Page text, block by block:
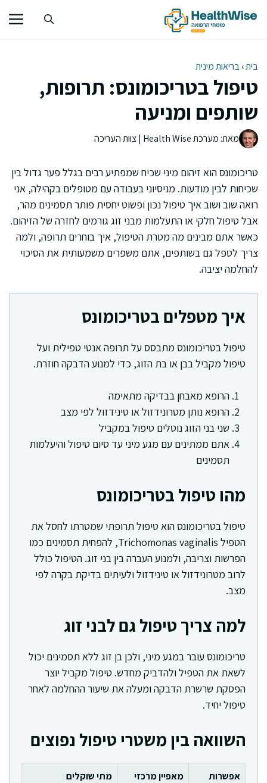
לתוכן
בית›בריאות מינית
טיפול בטריכומונס: תרופות,
שותפים ומניעה
מאת: מערכת Health Wise | צוות העריכה
טריכומונס הוא זיהום מיני שכיח שמפתיע רבים בגלל פער גדול בין
שכיחות לבין מודעות. מניסיוני בעבודה עם מטופלים בקהילה, אני
רואה שוב ושוב איך טיפול נכון ופשוט יחסית פותר תסמינים מהר,
אבל טיפול חלקי או התעלמות מבני זוג גורמים לחזרה של הזיהום.
כאשר אתם מבינים מה מטרת הטיפול, איך בוחרים תרופה, ולמה
צריך לטפל גם בשותפים, אתם משפרים משמעותית את הסיכוי
להחלמה יציבה.
איך מטפלים בטריכומונס
טיפול בטריכומונס מתבסס על תרופה אנטי טפילית ועל
טיפול מקביל בבן או בת הזוג, כדי למנוע הדבקה חוזרת.
הרופא מאבחן בבדיקה מתאימה
הרופא נותן מטרונידזול או טינידזול לפי מצב
שני בני הזוג נוטלים טיפול במקביל
אתם ממתינים עם מגע מיני עד סיום טיפול והיעלמות
תסמינים
מהו טיפול בטריכומונס
טיפול בטריכומונס הוא טיפול תרופתי שמטרתו לחסל את
הטפיל Trichomonas vaginalis, להפחית תסמינים כמו
הפרשות וצריבה, ולמנוע העברה בין בני זוג. הטיפול כולל
לרוב מטרונידזול או טינידזול ולעיתים בדיקת בקרה לפי
מצב.
למה צריך טיפול גם לבני זוג
טריכומונס עובר במגע מיני, ולכן בן זוג ללא תסמינים יכול
לשאת את הטפיל ולהדביק מחדש. טיפול מקביל יוצר
הפסקת שרשרת הדבקה ומעלה את שיעור ההחלמה לאחר
טיפול יחיד.
השוואה בין משטרי טיפול נפוצים
אפשרות מאפיין מרכזי
מתי שוקלים